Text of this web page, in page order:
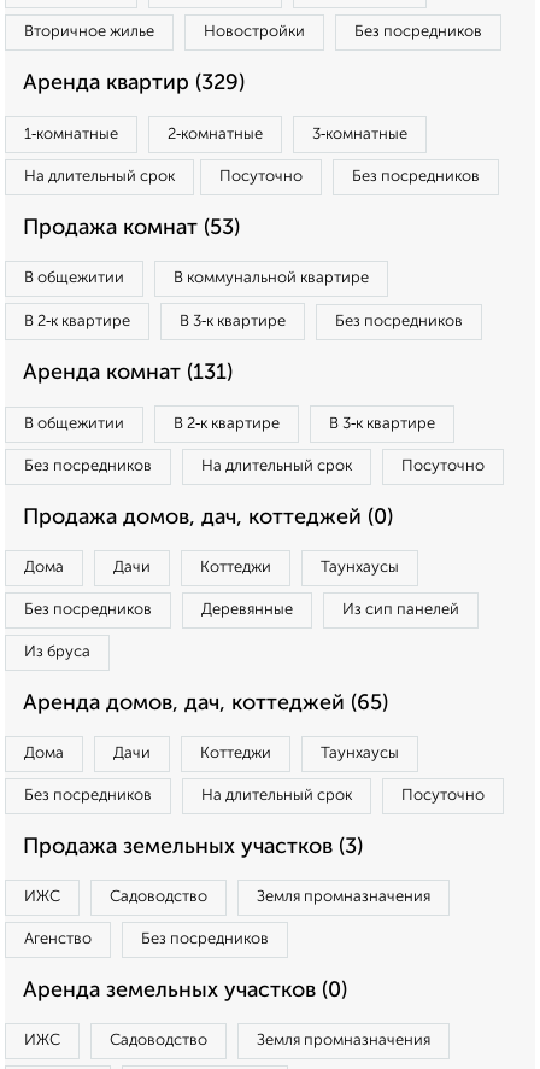
Вторичное жилье Новостройки Без посредников
Аренда квартир (329)
1‑комнатные 2‑комнатные 3‑комнатные
На длительный срок Посуточно Без посредников
Продажа комнат (53)
В общежитии В коммунальной квартире
В 2‑к квартире В 3‑к квартире Без посредников
Аренда комнат (131)
В общежитии В 2‑к квартире В 3‑к квартире
Без посредников На длительный срок Посуточно
Продажа домов, дач, коттеджей (0)
Дома Дачи Коттеджи Таунхаусы
Без посредников Деревянные Из сип панелей
Из бруса
Аренда домов, дач, коттеджей (65)
Дома Дачи Коттеджи Таунхаусы
Без посредников На длительный срок Посуточно
Продажа земельных участков (3)
ИЖС Садоводство Земля промназначения
Агенство Без посредников
Аренда земельных участков (0)
ИЖС Садоводство Земля промназначения